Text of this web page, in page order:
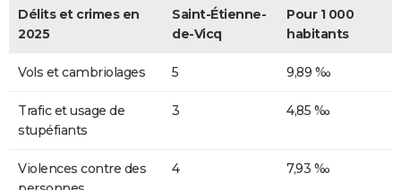
Délits et crimes en
2025
Saint-Étienne-
de-Vicq
Pour 1 000
habitants
Vols et cambriolages 5 9,89 ‰
Trafic et usage de
stupéfiants
3 4,85 ‰
Violences contre des
4 7,93 ‰